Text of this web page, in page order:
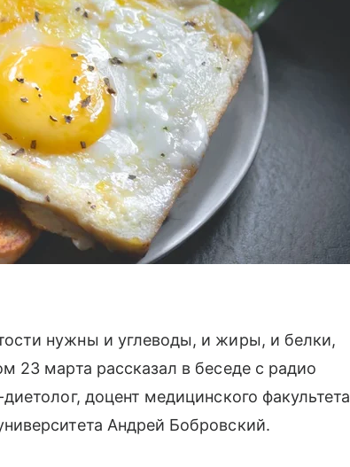
нужны и углеводы, и жиры, и белки,
23 марта рассказал в беседе с радио
доцент медицинского факультета
Андрей Бобровский.